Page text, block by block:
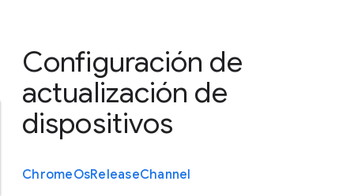
Configuración de
actualización de
dispositivos
ChromeOsReleaseChannel